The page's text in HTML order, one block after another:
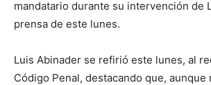
mandatario durante su intervención de
prensa de este lunes.
Luis Abinader se refirió este lunes, al
Código Penal, destacando que, aunque